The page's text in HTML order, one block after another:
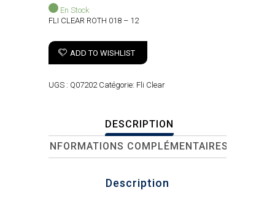
En Stock
FLI CLEAR ROTH 018 – 12
ADD TO WISHLIST
UGS : Q07202 Catégorie: Fli Clear
DESCRIPTION
INFORMATIONS COMPLÉMENTAIRES
Description